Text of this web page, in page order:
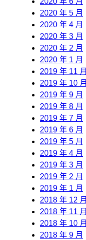
2020 年 5 月
2020 年 4 月
2020 年 3 月
2020 年 2 月
2020 年 1 月
2019 年 11 月
2019 年 10 月
2019 年 9 月
2019 年 8 月
2019 年 7 月
2019 年 6 月
2019 年 5 月
2019 年 4 月
2019 年 3 月
2019 年 2 月
2019 年 1 月
2018 年 12 月
2018 年 11 月
2018 年 10 月
2018 年 9 月